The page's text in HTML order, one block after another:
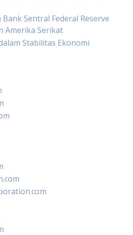
Sentral Federal Reserve
Amerika Serikat
Stabilitas Ekonomi